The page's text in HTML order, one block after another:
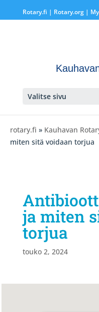
Rotary.fi | Rotary.org|
Valitse sivu
rotary.fi » Kauhavan
miten sitä voidaan torjua
ja miten
torjua
touko 2, 2024